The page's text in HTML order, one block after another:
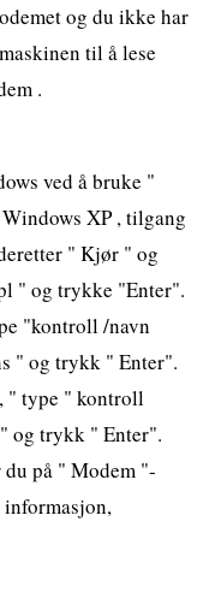
og du ikke har
til å lese
.
ved å bruke "
XP , tilgang
" Kjør " og
" og trykke "Enter".
"kontroll /navn
" og trykk " Enter".
" type " kontroll
og trykk " Enter".
på " Modem "-
informasjon,